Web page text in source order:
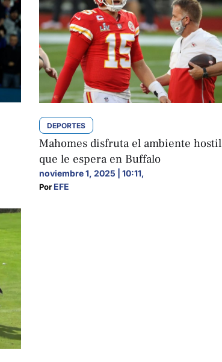
DEPORTES
Mahomes disfruta el ambiente hostil
que le espera en Buffalo
noviembre 1, 2025 | 10:11,
Por EFE